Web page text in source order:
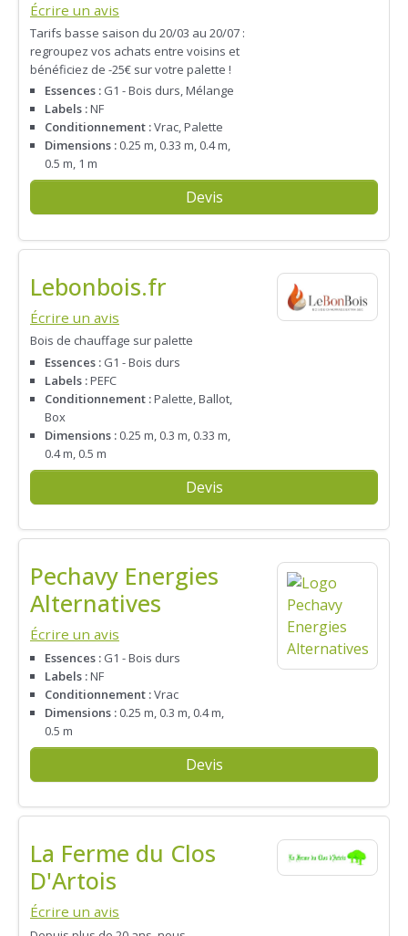
Écrire un avis
Tarifs basse saison du 20/03 au 20/07 :
regroupez vos achats entre voisins et
bénéficiez de -25€ sur votre palette !
Essences : G1 - Bois durs, Mélange
Labels :NF
Conditionnement :Vrac, Palette
Dimensions : 0.25 m, 0.33 m, 0.4 m,
0.5 m, 1 m
Devis
Lebonbois.fr
Écrire un avis
Bois de chauffage sur palette
Essences : G1 - Bois durs
Labels :PEFC
Conditionnement :Palette, Ballot,
Box
Dimensions : 0.25 m, 0.3 m, 0.33 m,
0.4 m, 0.5 m
Devis
Pechavy Energies
Alternatives
Écrire un avis
Essences : G1 - Bois durs
Labels :NF
Conditionnement :Vrac
Dimensions : 0.25 m, 0.3 m, 0.4 m,
0.5 m
Devis
La Ferme du Clos
D'Artois
Écrire un avis